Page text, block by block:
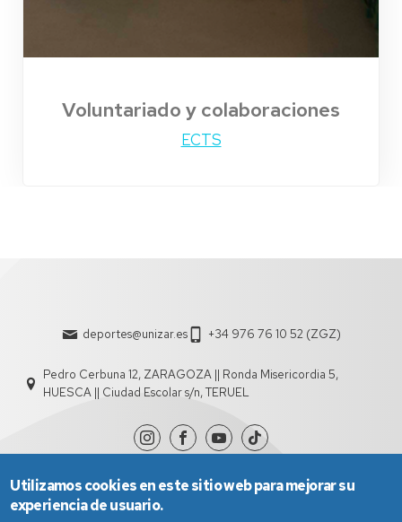
Voluntariado y colaboraciones
ECTS
deportes@unizar.es +34 976 76 10 52 (ZGZ)
Pedro Cerbuna 12, ZARAGOZA || Ronda Misericordia 5,
HUESCA || Ciudad Escolar s/n, TERUEL
Utilizamos cookies en este sitio web para mejorar su
experiencia de usuario.